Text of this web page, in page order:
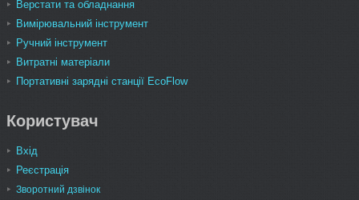
Верстати та обладнання
Вимірювальний інструмент
Ручний інструмент
Витратні матеріали
Портативні зарядні станції EcoFlow
Користувач
Вхід
Реєстрація
Зворотний дзвінок